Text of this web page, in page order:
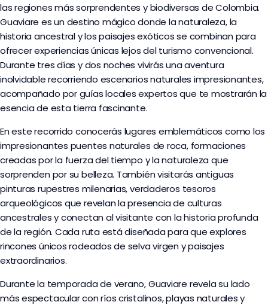
las regiones más sorprendentes y biodiversas de Colombia.
Guaviare es un destino mágico donde la naturaleza, la
historia ancestral y los paisajes exóticos se combinan para
ofrecer experiencias únicas lejos del turismo convencional.
Durante tres días y dos noches vivirás una aventura
inolvidable recorriendo escenarios naturales impresionantes,
acompañado por guías locales expertos que te mostrarán la
esencia de esta tierra fascinante.
En este recorrido conocerás lugares emblemáticos como los
impresionantes puentes naturales de roca, formaciones
creadas por la fuerza del tiempo y la naturaleza que
sorprenden por su belleza. También visitarás antiguas
pinturas rupestres milenarias, verdaderos tesoros
arqueológicos que revelan la presencia de culturas
ancestrales y conectan al visitante con la historia profunda
de la región. Cada ruta está diseñada para que explores
rincones únicos rodeados de selva virgen y paisajes
extraordinarios.
Durante la temporada de verano, Guaviare revela su lado
más espectacular con ríos cristalinos, playas naturales y